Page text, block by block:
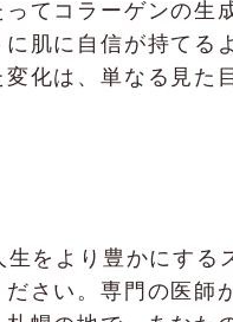
てコラーゲンの生
肌に自信が持てる
化は、単なる見た
をより豊かにす
さい。専門の医師